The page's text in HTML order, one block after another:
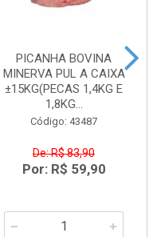
PICANHA BOVINA
MINERVA PUL A CAIXA
±15KG(PECAS 1,4KG E
1,8KG...
Código: 43487
De: R$ 83,90
Por: R$ 59,90